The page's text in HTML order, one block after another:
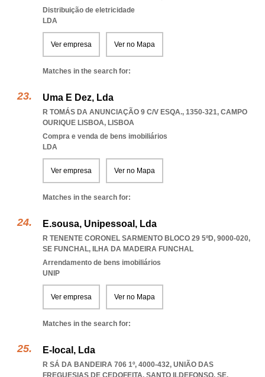
Distribuição de eletricidade
LDA
Ver empresa Ver no Mapa
Matches in the search for:
Uma E Dez, Lda
R TOMÁS DA ANUNCIAÇÃO 9 C/V ESQA., 1350-321, CAMPO
OURIQUE LISBOA, LISBOA
Compra e venda de bens imobiliários
LDA
Ver empresa Ver no Mapa
Matches in the search for:
E.sousa, Unipessoal, Lda
R TENENTE CORONEL SARMENTO BLOCO 29 5ºD, 9000-020,
SE FUNCHAL, ILHA DA MADEIRA FUNCHAL
Arrendamento de bens imobiliários
UNIP
Ver empresa Ver no Mapa
Matches in the search for:
E-local, Lda
R SÁ DA BANDEIRA 706 1º, 4000-432, UNIÃO DAS
FREGUESIAS DE CEDOFEITA, SANTO ILDEFONSO, SE,